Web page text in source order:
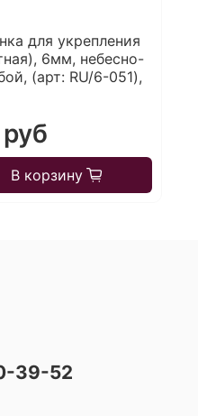
для укрепления
6мм, небесно-
(арт: RU/6-051),
В корзину
39-52